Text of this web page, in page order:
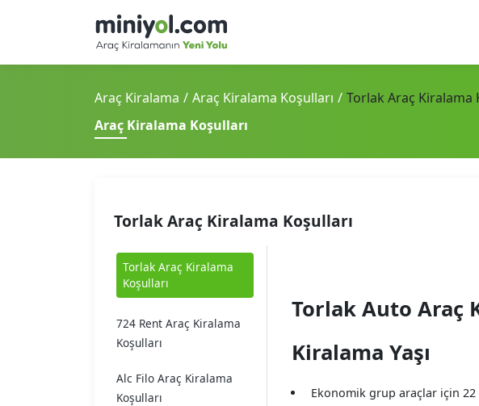
Araç Kiralama Araç Kiralama Koşulları
Torlak Araç Kiralama
Araç Kiralama Koşulları
Torlak Araç Kiralama Koşulları
Torlak Araç Kiralama
Koşulları
724 Rent Araç Kiralama
Koşulları
Alc Filo Araç Kiralama
Koşulları
Torlak Auto Araç
Kiralama Yaşı
Ekonomik grup araçlar için 22